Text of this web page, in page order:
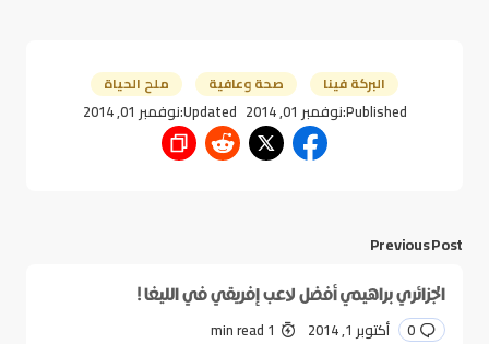
البركة فينا صحة وعافية ملح الحياة
Published:نوفمبر 01, 2014 Updated:نوفمبر 01, 2014
Previous Post
الجزائري براهيمي أفضل لاعب إفريقي في الليغا !
0 أكتوبر 1, 2014 1 min read